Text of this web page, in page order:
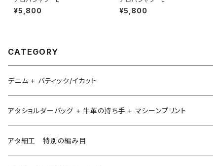
¥5,800 ¥5,800
CATEGORY
デニム + バティック/イカット
アタショルダーバッグ + 牛革の持ち手 + マシーンプリント
アタ細工 特別の編み目